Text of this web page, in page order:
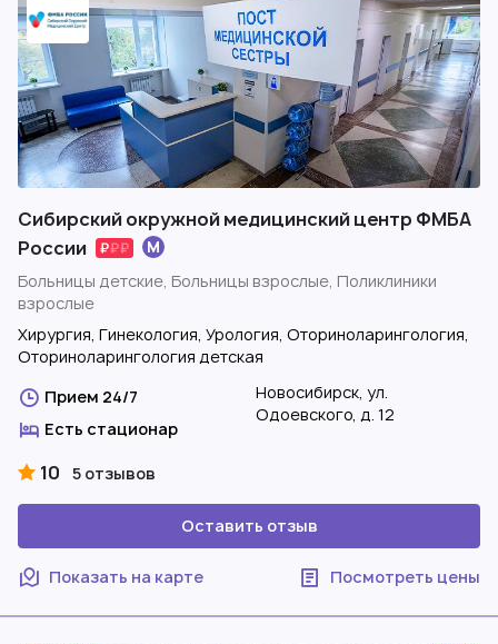
Сибирский окружной медицинский центр ФМБА
России
Больницы детские, Больницы взрослые, Поликлиники
взрослые
Хирургия, Гинекология, Урология, Оториноларингология,
Оториноларингология детская
Прием 24/7
Есть стационар
Новосибирск, ул.
Одоевского, д. 12
10 5 отзывов
Оставить отзыв
Показать на карте Посмотреть цены